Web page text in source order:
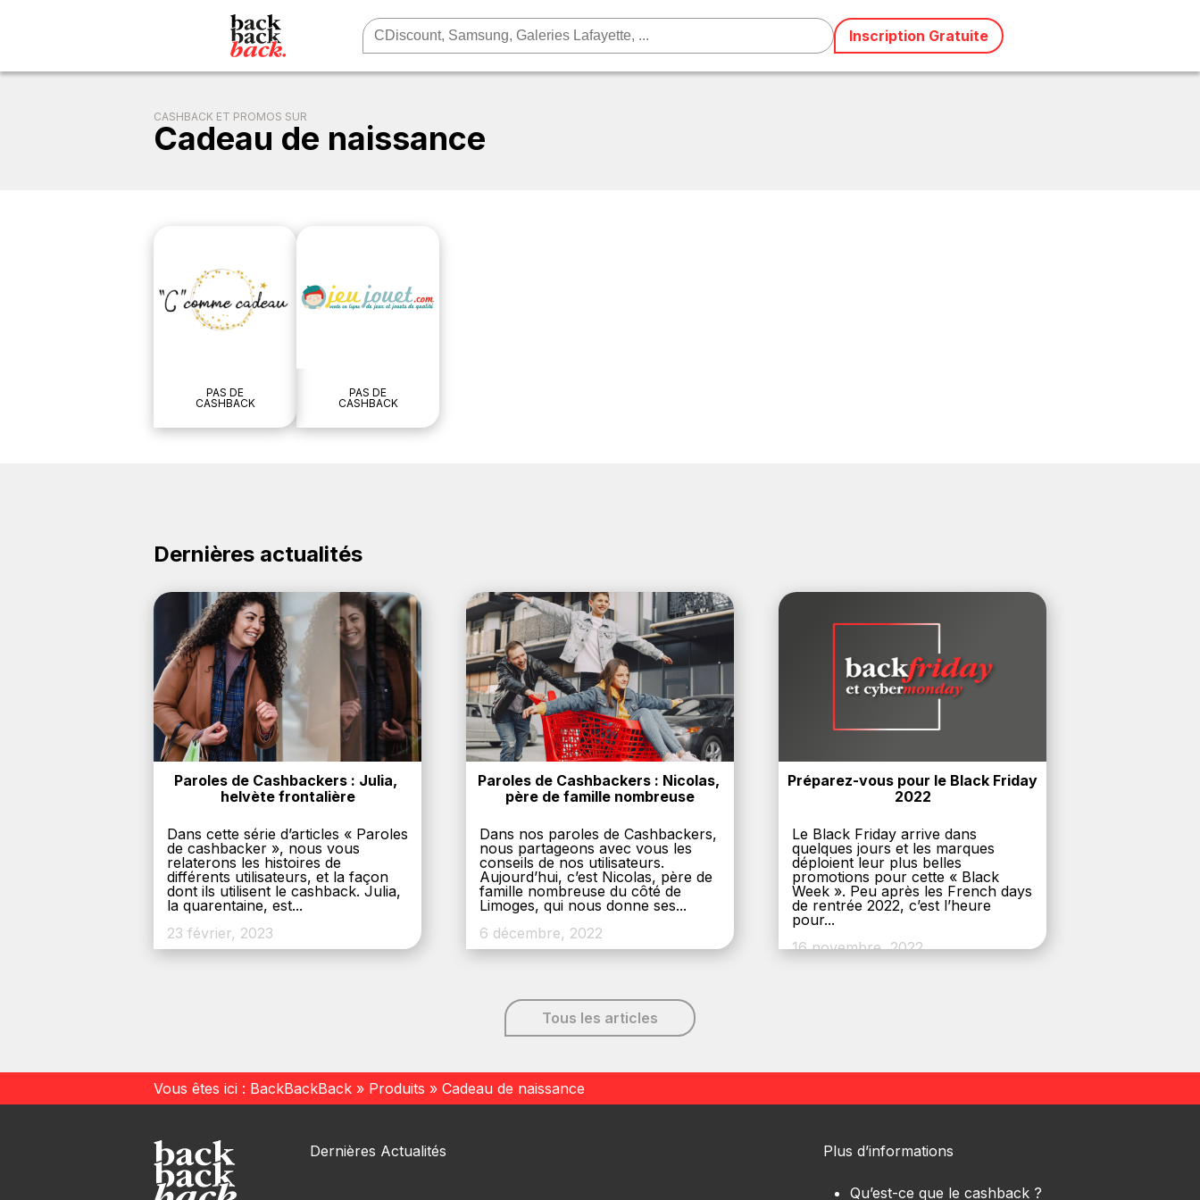
CASHBACK ET PROMOS SUR
Cadeau de naissance
PAS DE
CASHBACK
PAS DE
CASHBACK
Dernières actualités
Paroles de Cashbackers : Julia,
helvète frontalière
Dans cette série d’articles « Paroles
de cashbacker », nous vous
relaterons les histoires de
différents utilisateurs, et la façon
dont ils utilisent le cashback. Julia,
la quarentaine, est...
23 février, 2023
Paroles de Cashbackers : Nicolas,
père de famille nombreuse
Dans nos paroles de Cashbackers,
nous partageons avec vous les
conseils de nos utilisateurs.
Aujourd’hui, c’est Nicolas, père de
famille nombreuse du côté de
Limoges, qui nous donne ses...
6 décembre, 2022
Préparez-vous pour le Black Friday
2022
Le Black Friday arrive dans
quelques jours et les marques
déploient leur plus belles
promotions pour cette « Black
Week ». Peu après les French days
de rentrée 2022, c’est l’heure
pour...
16 novembre, 2022
Tous les articles
Inscription Gratuite
Vous êtes ici : BackBackBack » Produits » Cadeau de naissance
Dernières Actualités Plus d’informations
Qu’est-ce que le cashback ?